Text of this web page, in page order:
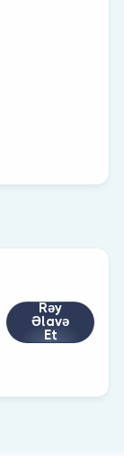
Rəy
Əlavə
Et